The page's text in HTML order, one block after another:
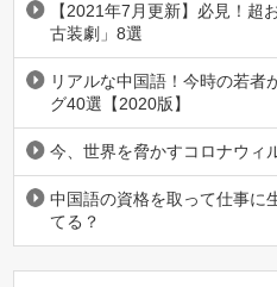
【2021年7月更新】必見！超
古装劇」8選
リアルな中国語！今時の若者
グ40選【2020版】
今、世界を脅かすコロナウィ
中国語の資格を取って仕事に
てる？